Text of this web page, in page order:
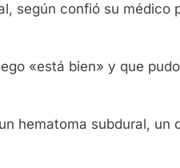
según confió su médico
«está bien» y que
hematoma subdural, un